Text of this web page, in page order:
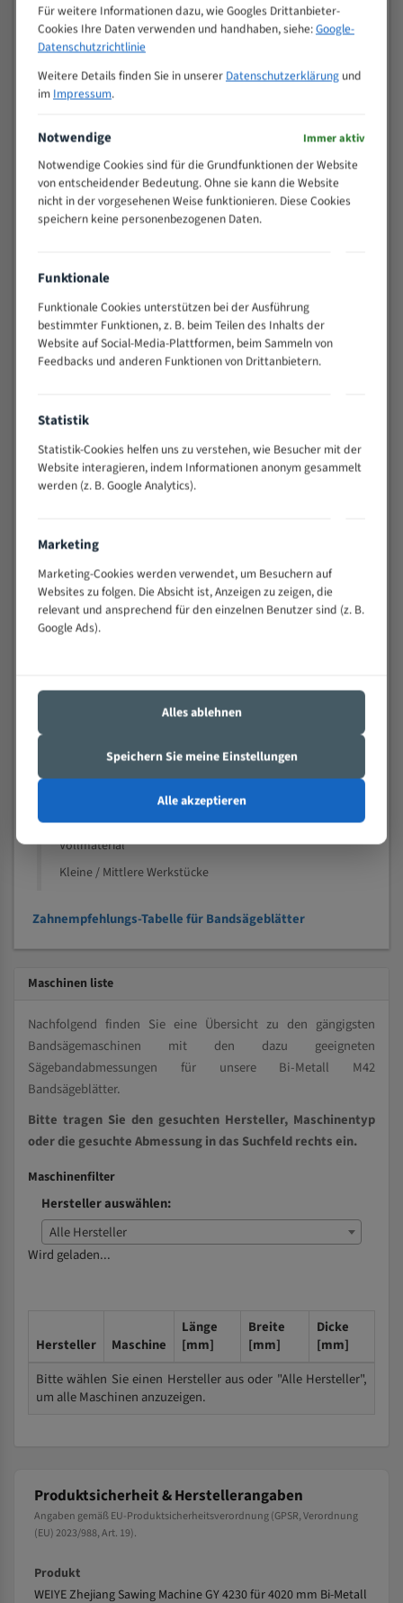
M (mm)
Zoll (ZpZ))
>
25
10/14
15 - 40
8/12
25 - 50
80 - 180
3/4
130 -
350
2/3
200 -
> 500
0,75/1,25
Vorteile:
Widerstandsfähig gegen Zahnbruch auch bei
schwierigen Werkstücken (Materialmischung,
wechselnde Verbindungslängen)
Sehr geringe Vibration
Technische Beschreibung:
Positiver Spanwinkel
Bandkörper aus hochlegiertem Federstahl
Nichteisenmetalle
Speziell entwickelt für Profile / Rohre
Kleine und mittlere Profile / Kleine Durchmesser
Vollmaterial
Kleine / Mittlere Werkstücke
Zahnempfehlungs-Tabelle für Bandsägeblätter
Maschinen liste
Nachfolgend finden Sie eine Übersicht zu den gängigsten
Bandsägemaschinen mit den dazu geeigneten
Sägebandabmessungen für unsere Bi-Metall M42
Bandsägeblätter.
Bitte tragen Sie den gesuchten Hersteller, Maschinentyp
oder die gesuchte Abmessung in das Suchfeld rechts ein.
Maschinenfilter
Hersteller auswählen:
Alle Hersteller
Wird geladen...
Hersteller Maschine
Länge
[mm]
Breite
[mm]
Dicke
[mm]
Bitte wählen Sie einen Hersteller aus oder "Alle Hersteller",
um alle Maschinen anzuzeigen.
Produktsicherheit & Herstellerangaben
Angaben gemäß EU-Produktsicherheitsverordnung (GPSR, Verordnung
(EU) 2023/988, Art. 19).
Produkt
WEIYE Zhejiang Sawing Machine GY 4230 für 4020 mm Bi-Metall
Für weitere Informationen dazu, wie Googles Drittanbieter-
Cookies Ihre Daten verwenden und handhaben, siehe:Google-
Datenschutzrichtlinie
Weitere Details finden Sie in unserer Datenschutzerklärungund
im Impressum.
Notwendige Immer aktiv
Notwendige Cookies sind für die Grundfunktionen der Website
von entscheidender Bedeutung. Ohne sie kann die Website
nicht in der vorgesehenen Weise funktionieren. Diese Cookies
speichern keine personenbezogenen Daten.
Funktionale
Funktionale Cookies unterstützen bei der Ausführung
bestimmter Funktionen, z. B. beim Teilen des Inhalts der
Website auf Social-Media-Plattformen, beim Sammeln von
Feedbacks und anderen Funktionen von Drittanbietern.
Statistik
Statistik-Cookies helfen uns zu verstehen, wie Besucher mit der
Website interagieren, indem Informationen anonym gesammelt
werden (z. B. Google Analytics).
Marketing
Marketing-Cookies werden verwendet, um Besuchern auf
Websites zu folgen. Die Absicht ist, Anzeigen zu zeigen, die
relevant und ansprechend für den einzelnen Benutzer sind (z. B.
Google Ads).
Alles ablehnen
Speichern Sie meine Einstellungen
Alle akzeptieren